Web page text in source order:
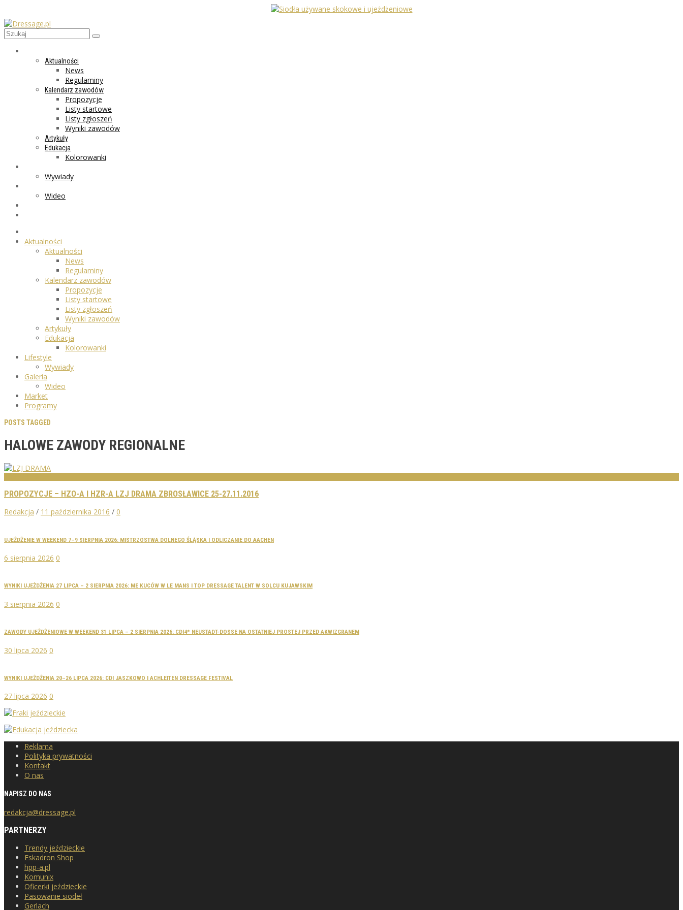
Aktualności
News
Regulaminy
Kalendarz zawodów
Propozycje
Listy startowe
Listy zgłoszeń
Wyniki zawodów
Artykuły
Edukacja
Kolorowanki
Wywiady
Wideo
Aktualności
Aktualności
News
Regulaminy
Kalendarz zawodów
Propozycje
Listy startowe
Listy zgłoszeń
Wyniki zawodów
Artykuły
Edukacja
Kolorowanki
Lifestyle
Wywiady
Galeria
Wideo
Market
Programy
POSTS TAGGED
HALOWE ZAWODY REGIONALNE
PROPOZYCJE – HZO-A I HZR-A LZJ DRAMA ZBROSŁAWICE 25-27.11.2016
Redakcja / 11 października 2016 / 0
UJEŻDŻENIE W WEEKEND 7–9 SIERPNIA 2026: MISTRZOSTWA DOLNEGO ŚLĄSKA I ODLICZANIE DO AACHEN
6 sierpnia 2026 0
WYNIKI UJEŻDŻENIA 27 LIPCA – 2 SIERPNIA 2026: ME KUCÓW W LE MANS I TOP DRESSAGE TALENT W SOLCU KUJAWSKIM
3 sierpnia 2026 0
ZAWODY UJEŻDŻENIOWE W WEEKEND 31 LIPCA – 2 SIERPNIA 2026: CDI4* NEUSTADT-DOSSE NA OSTATNIEJ PROSTEJ PRZED AKWIZGRANEM
30 lipca 2026 0
WYNIKI UJEŻDŻENIA 20–26 LIPCA 2026: CDI JASZKOWO I ACHLEITEN DRESSAGE FESTIVAL
27 lipca 2026 0
Reklama
Polityka prywatności
Kontakt
O nas
NAPISZ DO NAS
redakcja@dressage.pl
PARTNERZY
Trendy jeździeckie
Eskadron Shop
hpp-a.pl
Komunix
Oficerki jeździeckie
Pasowanie siodeł
Gerlach